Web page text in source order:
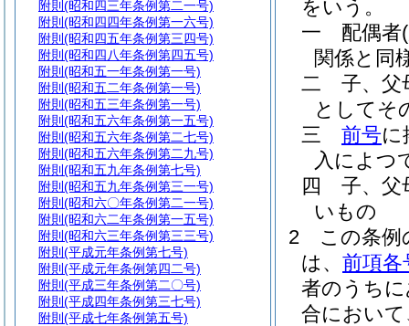
をいう。
一
配偶者
関係と同
二
子、父
としてそ
三
前号に
入によつ
四
子、父
いもの
2
この条例
は、 前項各
者のうち
合におい
附則 (昭和四三年条例第二一号)
附則 (昭和四四年条例第一六号)
附則 (昭和四五年条例第三四号)
附則 (昭和四八年条例第四五号)
附則 (昭和五一年条例第一号)
附則 (昭和五二年条例第一号)
附則 (昭和五三年条例第一号)
附則 (昭和五六年条例第一五号)
附則 (昭和五六年条例第二七号)
附則 (昭和五六年条例第二九号)
附則 (昭和五九年条例第七号)
附則 (昭和五九年条例第三一号)
附則 (昭和六〇年条例第二一号)
附則 (昭和六二年条例第一五号)
附則 (昭和六三年条例第三三号)
附則 (平成元年条例第七号)
附則 (平成元年条例第四二号)
附則 (平成三年条例第二〇号)
附則 (平成四年条例第三七号)
附則 (平成七年条例第五号)